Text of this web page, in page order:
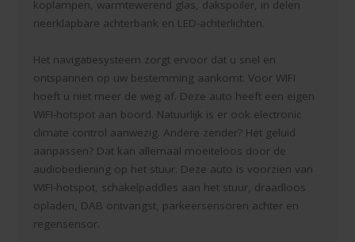
koplampen, warmtewerend glas, dakspoiler, in delen
neerklapbare achterbank en LED-achterlichten.
Het navigatiesysteem zorgt ervoor dat u snel en
ontspannen op uw bestemming aankomt. Voor WIFI
hoeft u niet meer de weg af. Deze auto heeft een eigen
WIFI-hotspot aan boord. Natuurlijk is er ook electronic
climate control aanwezig. Andere zender? Het geluid
aanpassen? Dat kan allemaal moeiteloos door de
audiobediening op het stuur. Deze auto is voorzien van
WIFI-hotspot, schakelpaddles aan het stuur, draadloos
opladen, DAB ontvangst, parkeersensoren achter en
regensensor.